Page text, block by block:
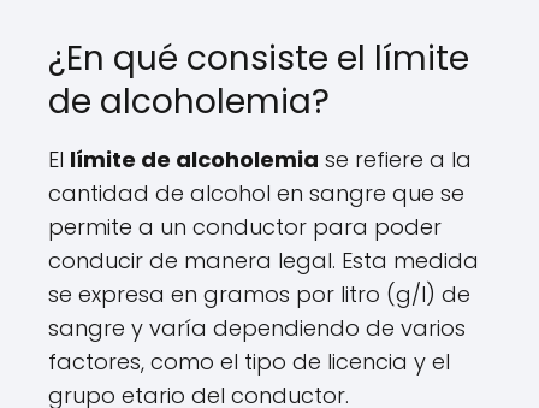
¿En qué consiste el límite
de alcoholemia?
El límite de alcoholemia se refiere a la
cantidad de alcohol en sangre que se
permite a un conductor para poder
conducir de manera legal. Esta medida
se expresa en gramos por litro (g/l) de
sangre y varía dependiendo de varios
factores, como el tipo de licencia y el
grupo etario del conductor.